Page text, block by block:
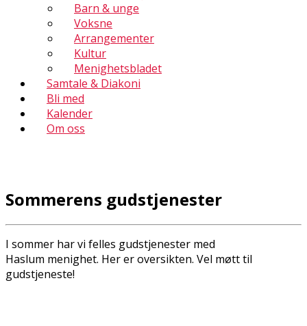
Barn & unge
Voksne
Arrangementer
Kultur
Menighetsbladet
Samtale & Diakoni
Bli med
Kalender
Om oss
Sommerens gudstjenester
I sommer har vi felles gudstjenester med
Haslum menighet. Her er oversikten. Vel møtt til
gudstjeneste!